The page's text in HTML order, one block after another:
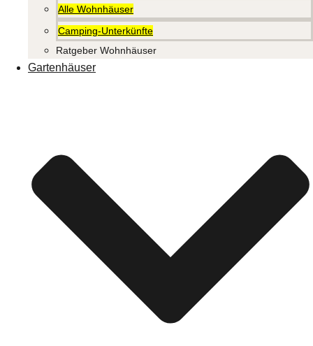
Alle Wohnhäuser
Camping-Unterkünfte
Ratgeber Wohnhäuser
Gartenhäuser